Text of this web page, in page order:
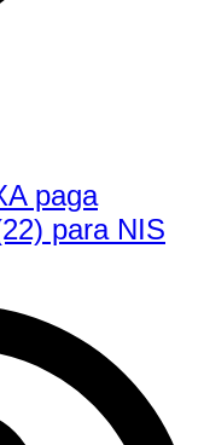
paga
para NIS